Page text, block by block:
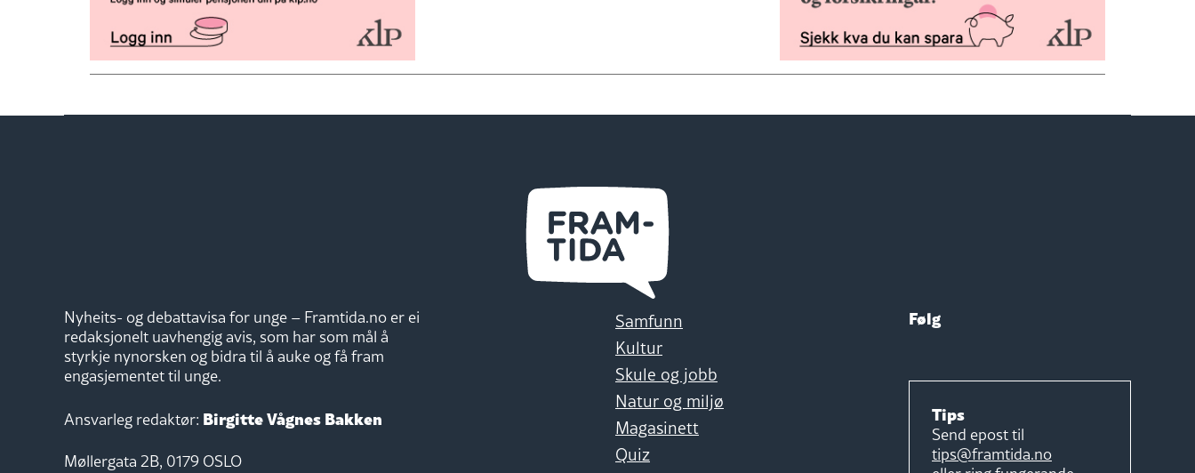
Nyheits- og debattavisa for unge – Framtida.no er ei
redaksjonelt uavhengig avis, som har som mål å
styrkje nynorsken og bidra til å auke og få fram
engasjementet til unge.
Ansvarleg redaktør: Birgitte Vågnes Bakken
Møllergata 2B, 0179 OSLO
Samfunn
Kultur
Skule og jobb
Natur og miljø
Magasinett
Quiz
Følg
Tips
Send epost til
tips@framtida.no